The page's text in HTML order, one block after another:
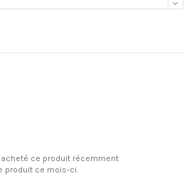
acheté ce produit récemment
produit ce mois-ci.